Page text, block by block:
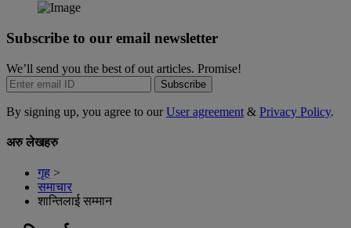
Subscribe to our email newsletter
We’ll send you the best of out articles. Promise!
Subscribe
By signing up, you agree to ourUser agreement & Privacy Policy.
अरु लेखहरु
गृह >
समाचार
शान्तिलाई सम्मान